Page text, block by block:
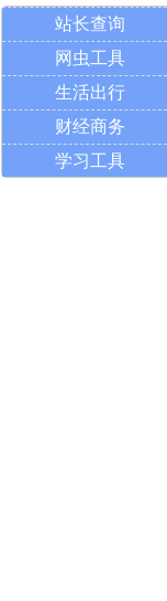
站长查询
网虫工具
生活出行
财经商务
学习工具